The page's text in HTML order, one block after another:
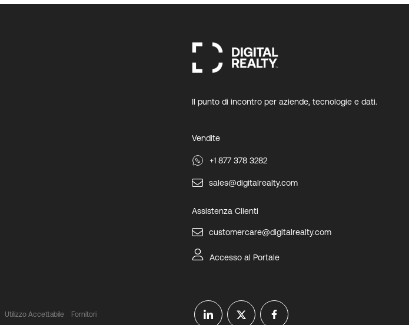
Il punto di incontro per aziende, tecnologie e dati.
Vendite
+1 877 378 3282
sales@digitalrealty.com
Assistenza Clienti
customercare@digitalrealty.com
Accesso al Portale
Utilizzo Accettabile Fornitori